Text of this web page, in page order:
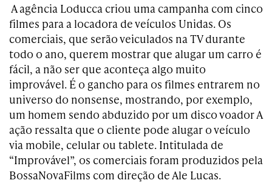
A agência Loducca criou uma campanha com cinco
filmes para a locadora de veículos Unidas. Os
comerciais, que serão veiculados na TV durante
todo o ano, querem mostrar que alugar um carro é
fácil, a não ser que aconteça algo muito
improvável. É o gancho para os filmes entrarem no
universo do nonsense, mostrando, por exemplo,
um homem sendo abduzido por um disco voador A
ação ressalta que o cliente pode alugar o veículo
via mobile, celular ou tablete. Intitulada de
“Improvável”, os comerciais foram produzidos pela
BossaNovaFilms com direção de Ale Lucas.